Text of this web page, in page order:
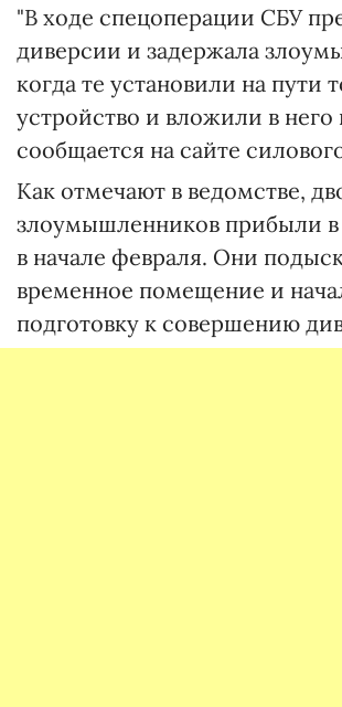
"В ходе спецоперации СБУ
диверсии и задержала
когда те установили на пути
устройство и вложили в него
сообщается на сайте
Как отмечают в ведомстве,
злоумышленников прибыли
в начале февраля. Они
временное помещение и
подготовку к совершению